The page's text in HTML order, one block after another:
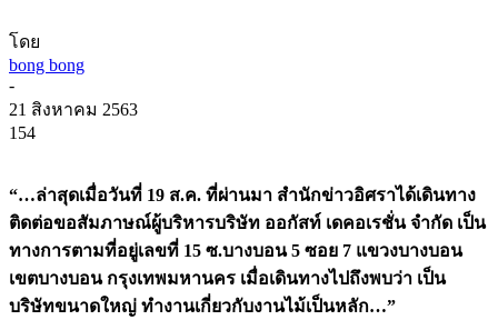
โดย
bong bong
-
21 สิงหาคม 2563
154
“…ล่าสุดเมื่อวันที่ 19 ส.ค. ที่ผ่านมา สำนักข่าวอิศราได้เดินทาง
ติดต่อขอสัมภาษณ์ผู้บริหารบริษัท ออกัสท์ เดคอเรชั่น จำกัด เป็น
ทางการตามที่อยู่เลขที่ 15 ซ.บางบอน 5 ซอย 7 แขวงบางบอน
เขตบางบอน กรุงเทพมหานคร เมื่อเดินทางไปถึงพบว่า เป็น
บริษัทขนาดใหญ่ ทำงานเกี่ยวกับงานไม้เป็นหลัก…”